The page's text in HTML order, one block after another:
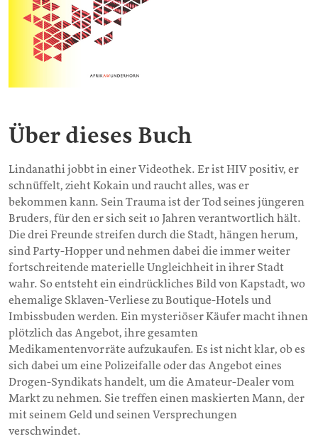
Über dieses Buch
Lindanathi jobbt in einer Videothek. Er ist HIV positiv, er
schnüffelt, zieht Kokain und raucht alles, was er
bekommen kann. Sein Trauma ist der Tod seines jüngeren
Bruders, für den er sich seit 10 Jahren verantwortlich hält.
Die drei Freunde streifen durch die Stadt, hängen herum,
sind Party-Hopper und nehmen dabei die immer weiter
fortschreitende materielle Ungleichheit in ihrer Stadt
wahr. So entsteht ein eindrückliches Bild von Kapstadt, wo
ehemalige Sklaven-Verliese zu Boutique-Hotels und
Imbissbuden werden. Ein mysteriöser Käufer macht ihnen
plötzlich das Angebot, ihre gesamten
Medikamentenvorräte aufzukaufen. Es ist nicht klar, ob es
sich dabei um eine Polizeifalle oder das Angebot eines
Drogen-Syndikats handelt, um die Amateur-Dealer vom
Markt zu nehmen. Sie treffen einen maskierten Mann, der
mit seinem Geld und seinen Versprechungen
verschwindet.